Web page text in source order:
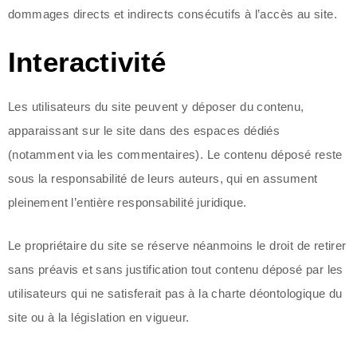
dommages directs et indirects consécutifs à l’accès au site.
Interactivité
Les utilisateurs du site peuvent y déposer du contenu,
apparaissant sur le site dans des espaces dédiés
(notamment via les commentaires). Le contenu déposé reste
sous la responsabilité de leurs auteurs, qui en assument
pleinement l’entière responsabilité juridique.
Le propriétaire du site se réserve néanmoins le droit de retirer
sans préavis et sans justification tout contenu déposé par les
utilisateurs qui ne satisferait pas à la charte déontologique du
site ou à la législation en vigueur.